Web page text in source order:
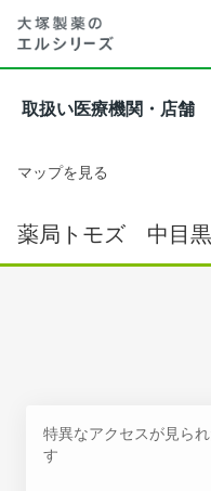
取扱い医療機関・店舗
マップを見る
薬局トモズ 中目黒
特異なアクセスが見ら
す